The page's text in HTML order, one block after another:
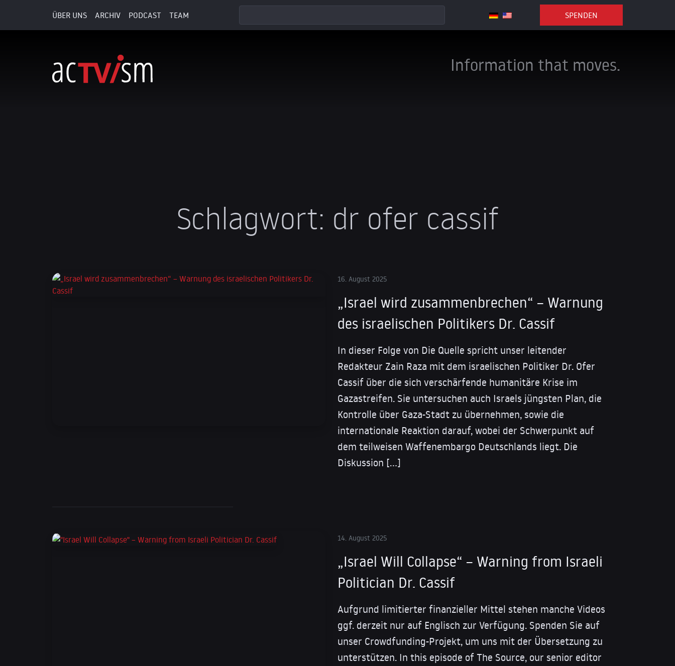
ÜBER UNS ARCHIV PODCAST TEAM SPENDEN
Information that moves.
Schlagwort: dr ofer cassif
16. August 2025
„Israel wird zusammenbrechen“ – Warnung
des israelischen Politikers Dr. Cassif
In dieser Folge von Die Quelle spricht unser leitender
Redakteur Zain Raza mit dem israelischen Politiker Dr. Ofer
Cassif über die sich verschärfende humanitäre Krise im
Gazastreifen. Sie untersuchen auch Israels jüngsten Plan, die
Kontrolle über Gaza-Stadt zu übernehmen, sowie die
internationale Reaktion darauf, wobei der Schwerpunkt auf
dem teilweisen Waffenembargo Deutschlands liegt. Die
Diskussion […]
14. August 2025
„Israel Will Collapse“ – Warning from Israeli
Politician Dr. Cassif
Aufgrund limitierter finanzieller Mittel stehen manche Videos
ggf. derzeit nur auf Englisch zur Verfügung. Spenden Sie auf
unser Crowdfunding-Projekt, um uns mit der Übersetzung zu
unterstützen. In this episode of The Source, our senior editor